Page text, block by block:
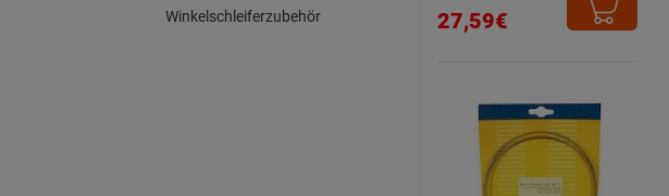
Winkelschleiferzubehör
27,59€